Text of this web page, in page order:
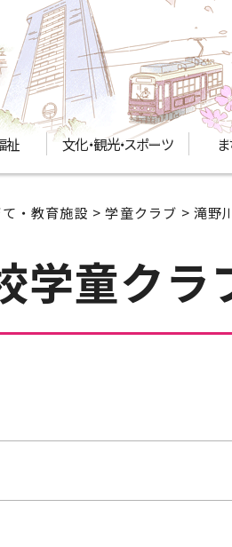
祉 文化・観光・スポーツ
・教育施設 >学童クラブ > 滝野
学童クラ